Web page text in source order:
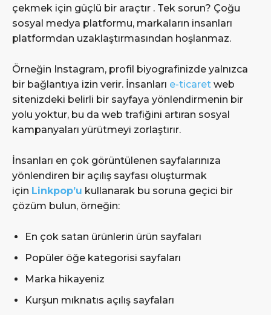
çekmek için güçlü bir araçtır . Tek sorun? Çoğu
sosyal medya platformu, markaların insanları
platformdan uzaklaştırmasından hoşlanmaz.
Örneğin Instagram, profil biyografinizde yalnızca
bir bağlantıya izin verir. İnsanları e-ticaret web
sitenizdeki belirli bir sayfaya yönlendirmenin bir
yolu yoktur, bu da web trafiğini artıran sosyal
kampanyaları yürütmeyi zorlaştırır.
İnsanları en çok görüntülenen sayfalarınıza
yönlendiren bir açılış sayfası oluşturmak
için Linkpop’u kullanarak bu soruna geçici bir
çözüm bulun, örneğin:
En çok satan ürünlerin ürün sayfaları
Popüler öğe kategorisi sayfaları
Marka hikayeniz
Kurşun mıknatıs açılış sayfaları